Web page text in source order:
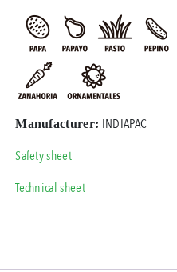
Manufacturer: INDIAPAC
Safety sheet
Technical sheet